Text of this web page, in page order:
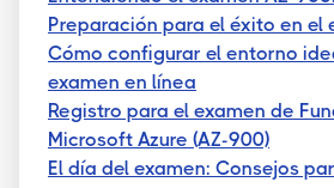
Preparación para el éxito en el
Cómo configurar el entorno
examen en línea
Registro para el examen de
Microsoft Azure (AZ-900)
El día del examen: Consejos